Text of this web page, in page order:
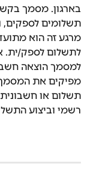
בארגון. מסמך
תשלומים לספקים,
מרגע זה הוא
לתשלום לספק/ית.
למסמך הוצאה
מפיקים את
תשלום או
רשמי וביצוע